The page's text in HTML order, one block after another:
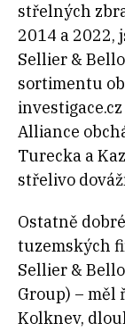
střelných
2014 a 2022,
Sellier &
sortimentu
Alliance
Turecka a
střelivo
Ostatně
tuzemských
Sellier &
Group) – měl
Kolknev,